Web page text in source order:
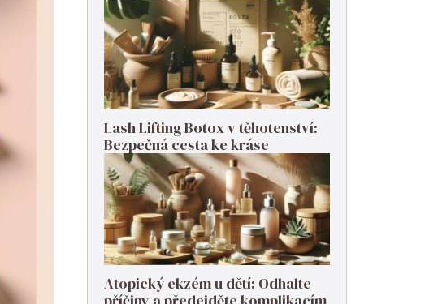
Lash Lifting Botox v těhotenství:
Bezpečná cesta ke kráse
Atopický ekzém u dětí: Odhalte